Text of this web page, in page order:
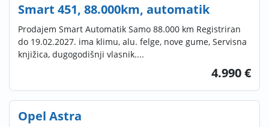
Smart 451, 88.000km, automatik
Prodajem Smart Automatik Samo 88.000 km Registriran
do 19.02.2027. ima klimu, alu. felge, nove gume, Servisna
knjižica, dugogodišnji vlasnik....
4.990 €
Opel Astra